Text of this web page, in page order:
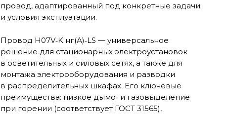
провод, адаптированный под конкретные задачи
и условия эксплуатации.
Провод H07V‑K нг(А)‑LS — универсальное
решение для стационарных электроустановок
в осветительных и силовых сетях, а также для
монтажа электрооборудования и разводки
в распределительных шкафах. Его ключевые
преимущества: низкое дымо‑ и газовыделение
при горении (соответствует ГОСТ 31565),